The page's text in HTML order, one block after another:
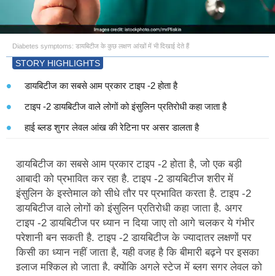
Diabetes symptoms: डायबिटीज के कुछ लक्षण आंखों में भी दिखाई देते हैं
STORY HIGHLIGHTS
डायबिटीज का सबसे आम प्रकार टाइप -2 होता है
टाइप -2 डायबिटीज वाले लोगों को इंसुलिन प्रतिरोधी कहा जाता है
हाई ब्लड शुगर लेवल आंख की रेटिना पर असर डालता है
डायबिटीज का सबसे आम प्रकार टाइप -2 होता है, जो एक बड़ी
आबादी को प्रभावित कर रहा है. टाइप -2 डायबिटीज शरीर में
इंसुलिन के इस्तेमाल को सीधे तौर पर प्रभावित करता है. टाइप -2
डायबिटीज वाले लोगों को इंसुलिन प्रतिरोधी कहा जाता है. अगर
टाइप -2 डायबिटीज पर ध्यान न दिया जाए तो आगे चलकर ये गंभीर
परेशानी बन सकती है. टाइप -2 डायबिटीज के ज्यादातर लक्षणों पर
किसी का ध्यान नहीं जाता है, यही वजह है कि बीमारी बढ़ने पर इसका
इलाज मुश्किल हो जाता है. क्योंकि अगले स्टेज में ब्लग सुगर लेवल को